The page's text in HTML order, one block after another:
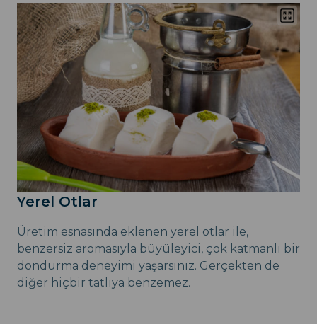
Yerel Otlar
Üretim esnasında eklenen yerel otlar ile,
benzersiz aromasıyla büyüleyici, çok katmanlı bir
dondurma deneyimi yaşarsınız. Gerçekten de
diğer hiçbir tatlıya benzemez.